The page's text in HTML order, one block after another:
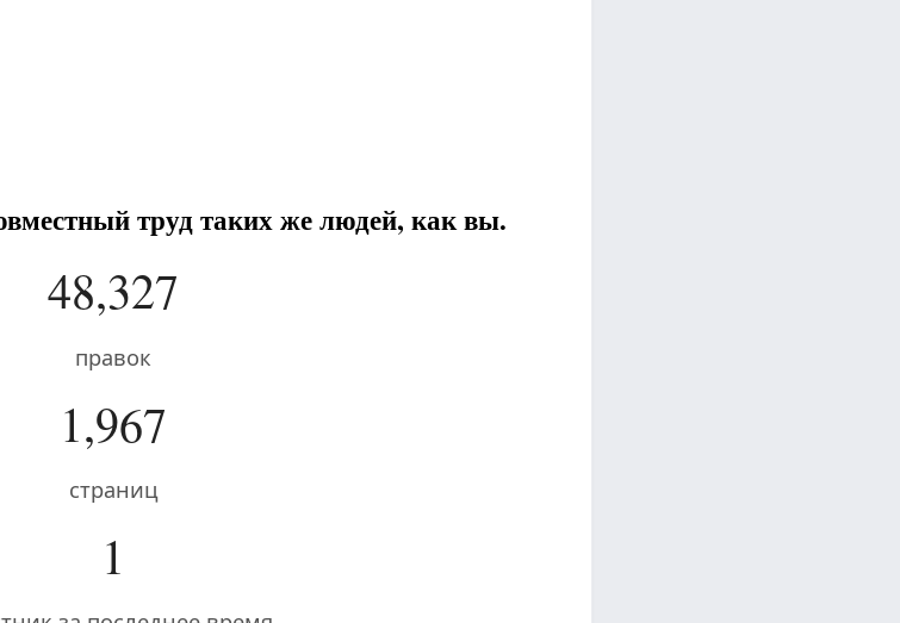
труд таких же людей, как вы.
48,327
правок
1,967
страниц
1